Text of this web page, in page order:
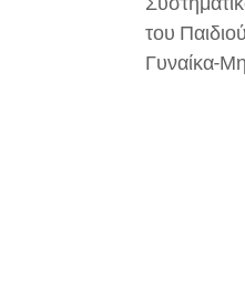
του
Γυναίκα-